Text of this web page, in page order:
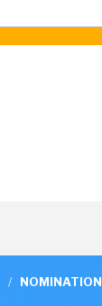
/ NOMINATION